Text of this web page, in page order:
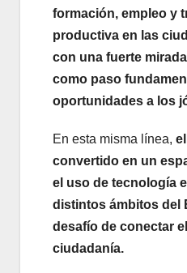
formación, empleo y
productiva en las
con una fuerte
como paso
oportunidades a los
En esta misma línea,
convertido en un
el uso de tecnología
distintos ámbitos del
desafío de conectar
ciudadanía.